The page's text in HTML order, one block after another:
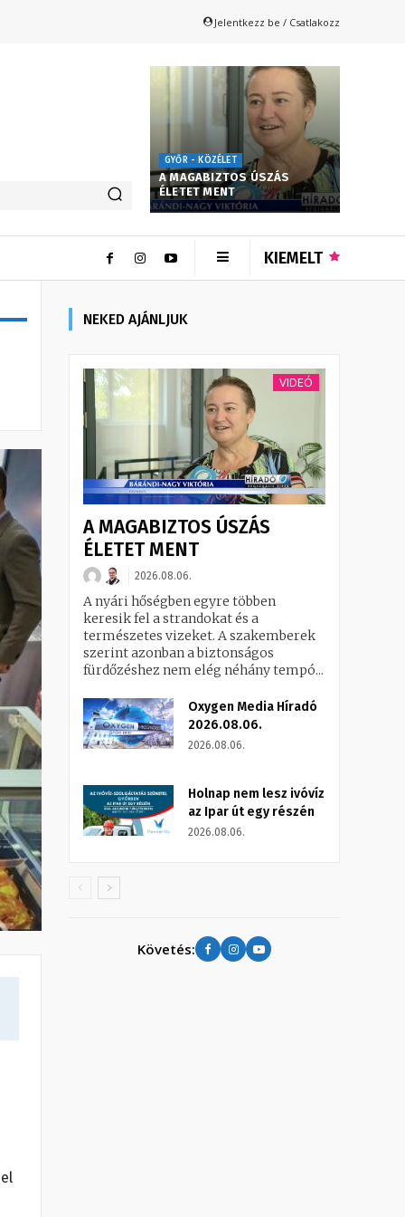
Jelentkezz be / Csatlakozz
GYŐR - KÖZÉLET
A MAGABIZTOS ÚSZÁS
ÉLETET MENT
KIEMELT
NEKED AJÁNLJUK
VIDEÓ
A MAGABIZTOS ÚSZÁS
ÉLETET MENT
2026.08.06.
A nyári hőségben egyre többen
keresik fel a strandokat és a
természetes vizeket. A szakemberek
szerint azonban a biztonságos
fürdőzéshez nem elég néhány tempó...
Oxygen Media Híradó
2026.08.06.
2026.08.06.
Holnap nem lesz ivóvíz
az Ipar út egy részén
2026.08.06.
Követés: